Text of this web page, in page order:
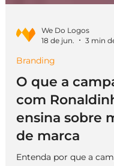
We Do Logos
Branding
O que a
com
ensina sobre